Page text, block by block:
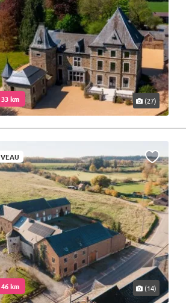
km (27)
km (14)